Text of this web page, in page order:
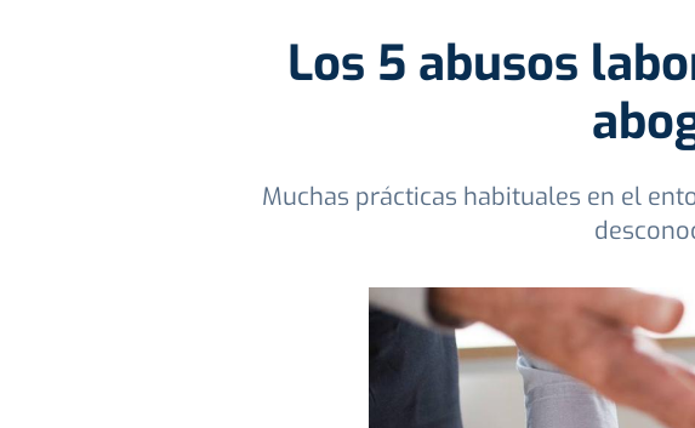
Los 5 abusos
Muchas prácticas habituales en el